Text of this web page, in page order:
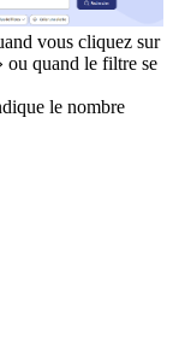
vous cliquez sur
quand le filtre se
le nombre